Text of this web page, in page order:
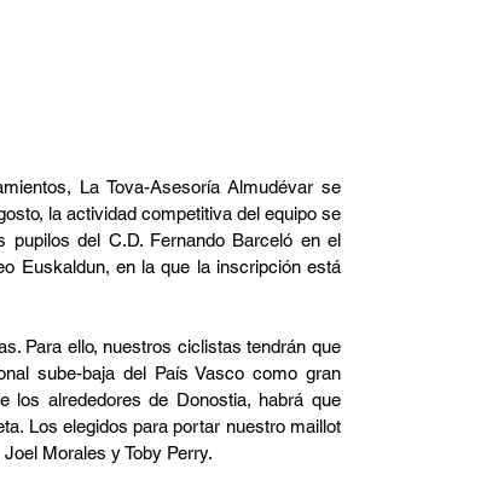
La Tova-Asesoría Almudévar se
la actividad competitiva del equipo se
del C.D. Fernando Barceló en el
Euskaldun, en la que la inscripción está
Para ello, nuestros ciclistas tendrán que
sube-baja del País Vasco como gran
los alrededores de Donostia, habrá que
Los elegidos para portar nuestro maillot
Morales y Toby Perry.